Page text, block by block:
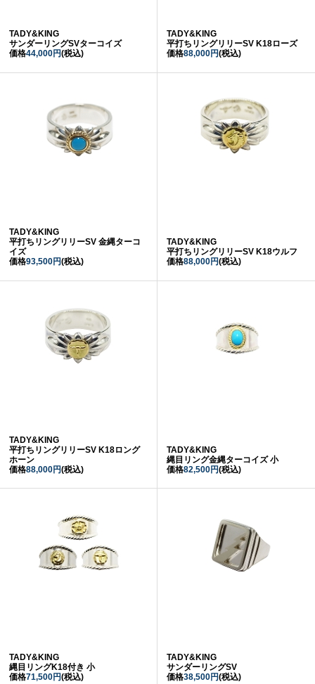
TADY&KING
サンダーリングSVターコイズ
価格44,000円(税込)
TADY&KING
平打ちリングリリーSV K18ローズ
価格88,000円(税込)
TADY&KING
平打ちリングリリーSV 金縄ターコ
イズ
価格93,500円(税込)
TADY&KING
平打ちリングリリーSV K18ウルフ
価格88,000円(税込)
TADY&KING
平打ちリングリリーSV K18ロング
ホーン
価格88,000円(税込)
TADY&KING
縄目リング金縄ターコイズ 小
価格82,500円(税込)
TADY&KING
縄目リングK18付き 小
価格71,500円(税込)
TADY&KING
サンダーリングSV
価格38,500円(税込)